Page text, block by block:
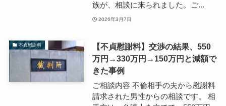
族が、相談に来られました。ご...
2026年3月7日
不貞慰謝料
【不貞慰謝料】交渉の結果、550
万円→330万円→150万円と減額で
きた事例
ご相談内容 不倫相手の夫から慰謝料
請求された男性からの相談です。 相